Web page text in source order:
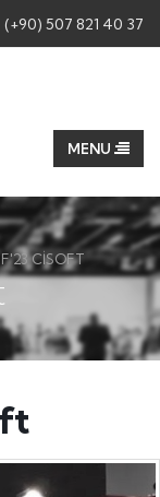
(+90) 507 821 40 37
CISOFT